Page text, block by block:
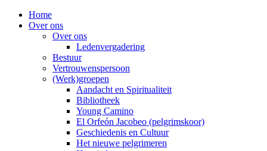
Home
Over ons
Over ons
Ledenvergadering
Bestuur
Vertrouwenspersoon
(Werk)groepen
Aandacht en Spiritualiteit
Bibliotheek
Young Camino
El Orfeón Jacobeo (pelgrimskoor)
Geschiedenis en Cultuur
Het nieuwe pelgrimeren